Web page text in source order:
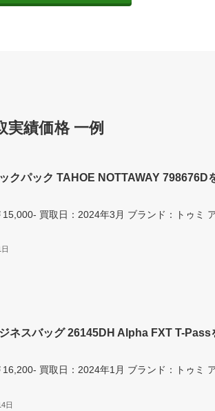
績価格 一例
ックパック TAHOE NOTTAWAY 798676D
15,000- 買取日：2024年3月 ブランド：トゥミ
ジネスバッグ 26145DH Alpha FXT T-Pass
16,200- 買取日：2024年1月 ブランド：トゥミ
日